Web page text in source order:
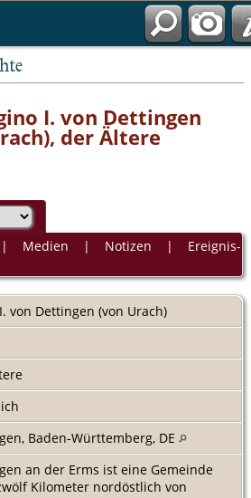
I. von Dettingen
der Ältere
Medien | Notizen | Ereignis-
von Dettingen (von Urach)
Baden-Württemberg, DE
an der Erms ist eine Gemeinde
Kilometer nordöstlich von